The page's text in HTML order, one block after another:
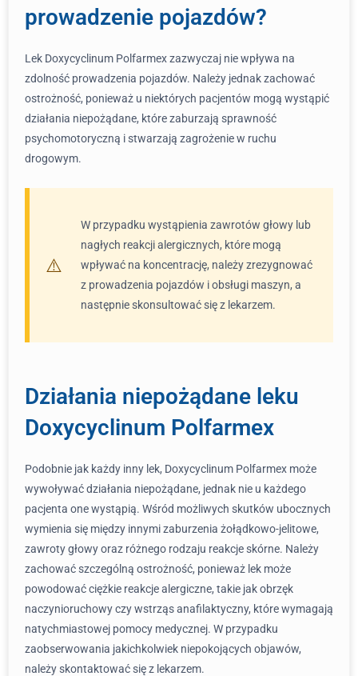
prowadzenie pojazdów?
Lek Doxycyclinum Polfarmex zazwyczaj nie wpływa na
zdolność prowadzenia pojazdów. Należy jednak zachować
ostrożność, ponieważ u niektórych pacjentów mogą wystąpić
działania niepożądane, które zaburzają sprawność
psychomotoryczną i stwarzają zagrożenie w ruchu
drogowym.
W przypadku wystąpienia zawrotów głowy lub
nagłych reakcji alergicznych, które mogą
wpływać na koncentrację, należy zrezygnować
z prowadzenia pojazdów i obsługi maszyn, a
następnie skonsultować się z lekarzem.
Działania niepożądane leku
Doxycyclinum Polfarmex
Podobnie jak każdy inny lek, Doxycyclinum Polfarmex może
wywoływać działania niepożądane, jednak nie u każdego
pacjenta one wystąpią. Wśród możliwych skutków ubocznych
wymienia się między innymi zaburzenia żołądkowo-jelitowe,
zawroty głowy oraz różnego rodzaju reakcje skórne. Należy
zachować szczególną ostrożność, ponieważ lek może
powodować ciężkie reakcje alergiczne, takie jak obrzęk
naczynioruchowy czy wstrząs anafilaktyczny, które wymagają
natychmiastowej pomocy medycznej. W przypadku
zaobserwowania jakichkolwiek niepokojących objawów,
należy skontaktować się z lekarzem.